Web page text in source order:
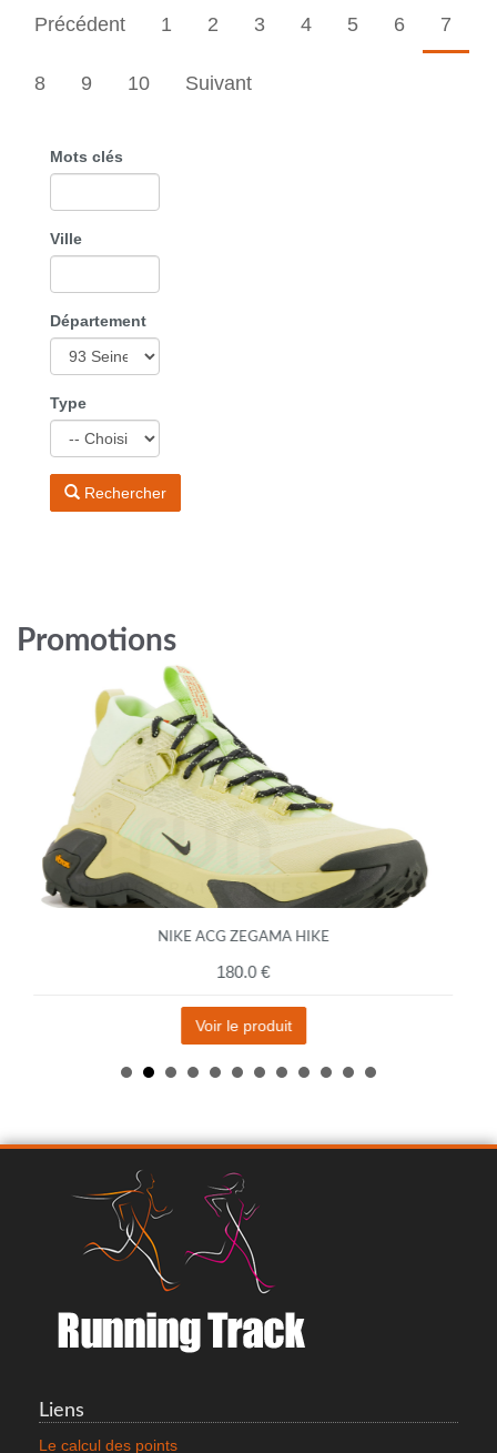
Précédent 1 2 3 4 5 6 7
8 9 10 Suivant
Mots clés
Ville
Département
Type
Rechercher
Promotions
NIKE ACG ZEGAMA HIKE
180.0 €
Voir le produit
SAXX VOLT BREATHABLE MESH
Liens
Le calcul des points